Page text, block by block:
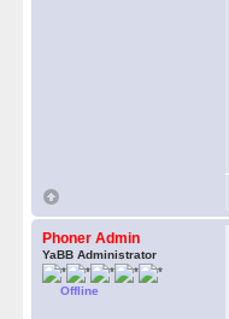
Phoner Admin
YaBB Administrator
Offline